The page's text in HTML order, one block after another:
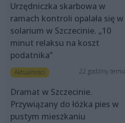
Urzędniczka skarbowa w
ramach kontroli opalała się w
solarium w Szczecinie. „10
minut relaksu na koszt
podatnika”
Aktualności 22 godziny temu
Dramat w Szczecinie.
Przywiązany do łóżka pies w
pustym mieszkaniu